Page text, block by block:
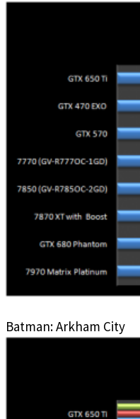
Batman: Arkham City